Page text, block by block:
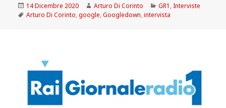
Scritto
il
14 Dicembre 2020 Autore
Arturo Di Corinto Categorie
GR1 ,Interviste
Tag
Arturo Di Corinto,google,Googledown,intervista